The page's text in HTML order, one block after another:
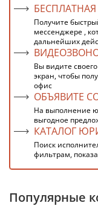
Получите
мессенджере ,
дальнейших
Вы видите
экран, чтобы
офис
ОБЪЯВИТЕ
На выполнение
выгодное
КАТАЛОГ
Поиск
фильтрам,
Популярные